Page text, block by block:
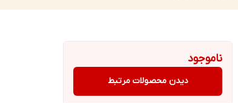
ناموجود
دیدن محصولات مرتبط